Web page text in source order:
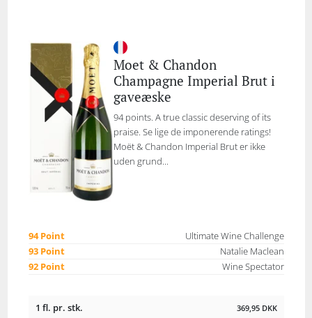
Moet & Chandon
Champagne Imperial Brut i
gaveæske
94 points. A true classic deserving of its
praise. Se lige de imponerende ratings!
Moët & Chandon Imperial Brut er ikke
uden grund...
94 Point
Ultimate Wine Challenge
93 Point
Natalie Maclean
92 Point
Wine Spectator
1 fl. pr. stk. 369,95 DKK